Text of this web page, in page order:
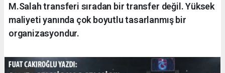
M.Salah transferi sıradan bir transfer değil. Yüksek
maliyeti yanında çok boyutlu tasarlanmış bir
organizasyondur.